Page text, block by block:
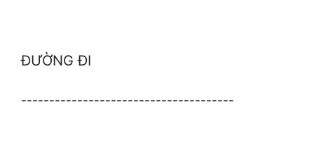
ĐƯỜNG ĐI
--------------------------------------